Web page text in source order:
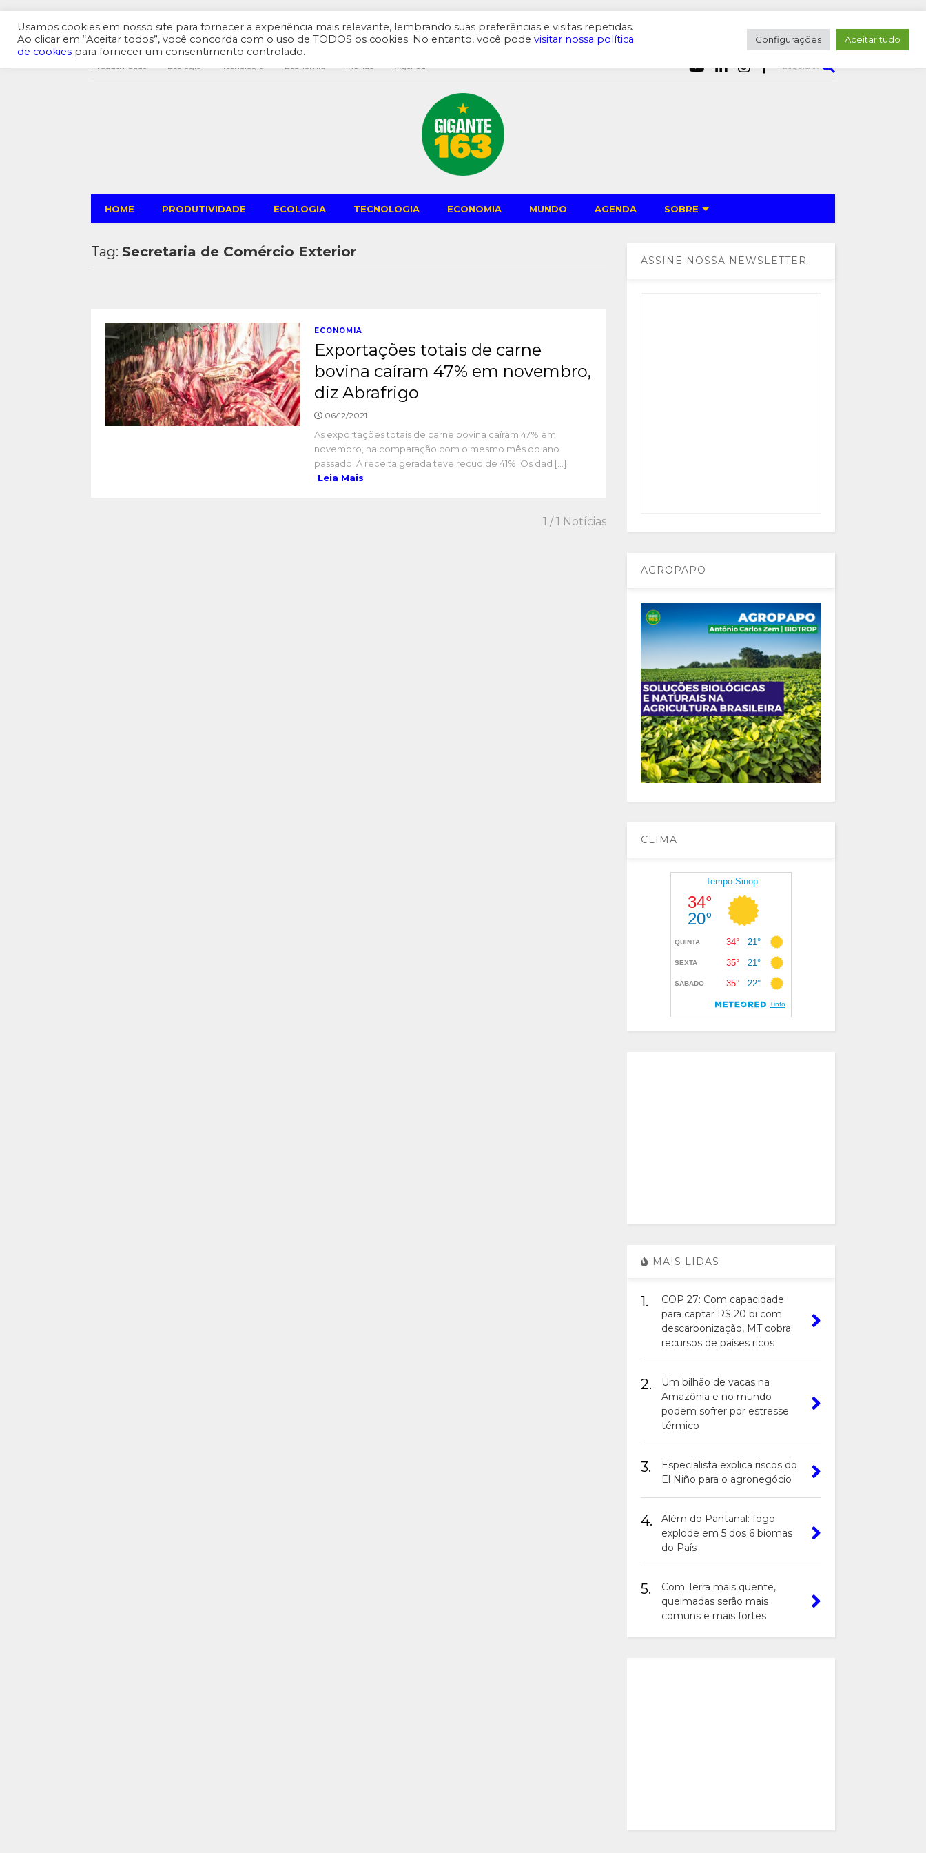
Produtividade Ecologia Tecnologia Economia Mundo Agenda PESQUISAR
HOME PRODUTIVIDADE ECOLOGIA TECNOLOGIA ECONOMIA MUNDO AGENDA SOBRE
Tag: Secretaria de Comércio Exterior
ECONOMIA
Exportações totais de carne
bovina caíram 47% em novembro,
diz Abrafrigo
06/12/2021
As exportações totais de carne bovina caíram 47% em
novembro, na comparação com o mesmo mês do ano
passado. A receita gerada teve recuo de 41%. Os dad [...]
Leia Mais
1 / 1 Notícias
ASSINE NOSSA NEWSLETTER
AGROPAPO
CLIMA
MAIS LIDAS
1.
COP 27: Com capacidade
para captar R$ 20 bi com
descarbonização, MT cobra
recursos de países ricos
2.
Um bilhão de vacas na
Amazônia e no mundo
podem sofrer por estresse
térmico
3.
Especialista explica riscos do
El Niño para o agronegócio
4.
Além do Pantanal: fogo
explode em 5 dos 6 biomas
do País
5.
Com Terra mais quente,
queimadas serão mais
comuns e mais fortes
Usamos cookies em nosso site para fornecer a experiência mais relevante, lembrando suas preferências e visitas repetidas.
Ao clicar em “Aceitar todos”, você concorda com o uso de TODOS os cookies. No entanto, você pode visitar nossa política
de cookies para fornecer um consentimento controlado.
Configurações Aceitar tudo